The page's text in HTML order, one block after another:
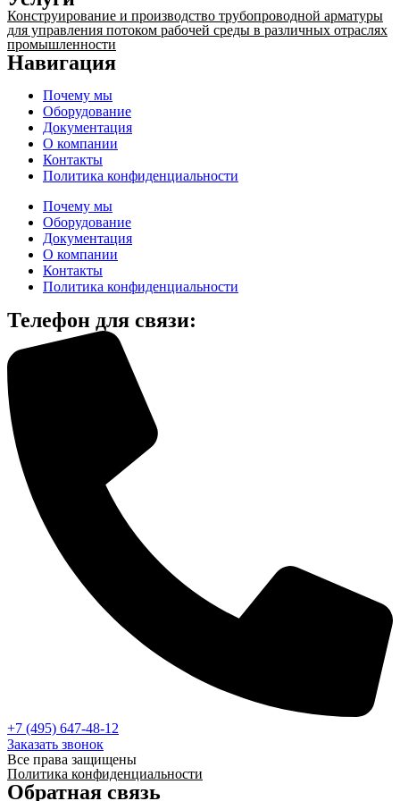
Конструирование и производство трубопроводной арматуры
для управления потоком рабочей среды в различных отраслях
промышленности
Навигация
Почему мы
Оборудование
Документация
О компании
Контакты
Политика конфиденциальности
Почему мы
Оборудование
Документация
О компании
Контакты
Политика конфиденциальности
Телефон для связи:
+7 (495) 647-48-12
Заказать звонок
Все права защищены
Политика конфиденциальности
Обратная связь